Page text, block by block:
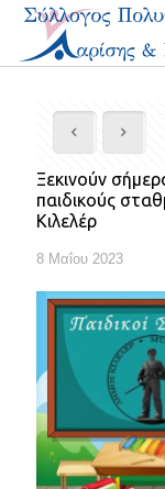
Ξεκινούν
παιδικούς
Κιλελέρ
8 Μαΐου 2023